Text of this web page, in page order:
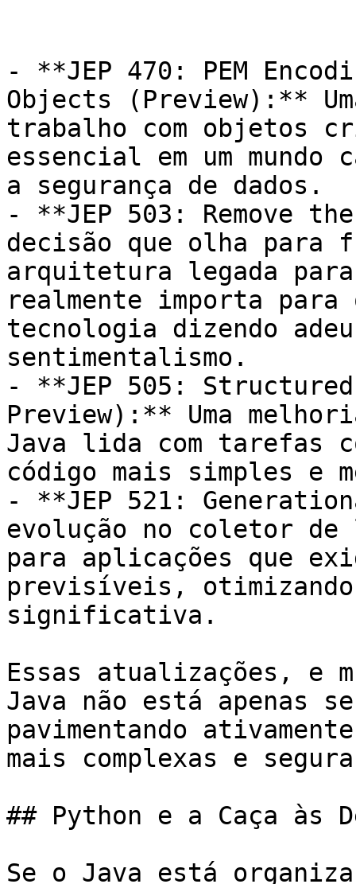
- **JEP 470: PEM
Objects (Preview):**
trabalho com objetos
essencial em um mundo
a segurança de dados.
- **JEP 503: Remove
decisão que olha para
arquitetura legada
realmente importa para
tecnologia dizendo
sentimentalismo.
- **JEP 505:
Preview):** Uma
Java lida com tarefas
código mais simples e
- **JEP 521:
evolução no coletor de
para aplicações que
previsíveis, otimizando
significativa.
Essas atualizações, e
Java não está apenas
pavimentando
mais complexas e
## Python e a Caça às
Se o Java está